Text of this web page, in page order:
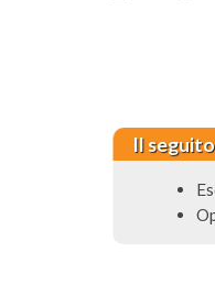
Il seguito